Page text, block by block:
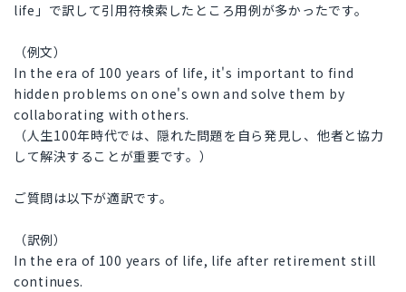
life」で訳して引用符検索したところ用例が多かったです。
（例文）
In the era of 100 years of life, it's important to find
hidden problems on one's own and solve them by
collaborating with others.
（人生100年時代では、隠れた問題を自ら発見し、他者と協力
して解決することが重要です。）
ご質問は以下が適訳です。
（訳例）
In the era of 100 years of life, life after retirement still
continues.